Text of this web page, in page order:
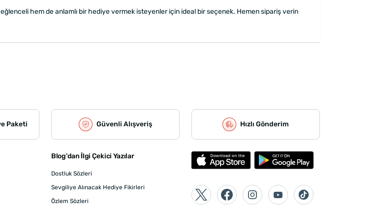
hem de anlamlı bir hediye vermek isteyenler için ideal bir seçenek. Hemen sipariş verin
Paketi Güvenli Alışveriş Hızlı Gönderim
Blog'dan İlgi Çekici Yazılar
Dostluk Sözleri
Sevgiliye Alınacak Hediye Fikirleri
Özlem Sözleri